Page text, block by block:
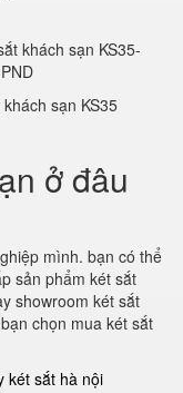
khách sạn KS35
ở đâu
mình. bạn có thể
sản phẩm két sắt
showroom két sắt
chọn mua két sắt
két sắt hà nội